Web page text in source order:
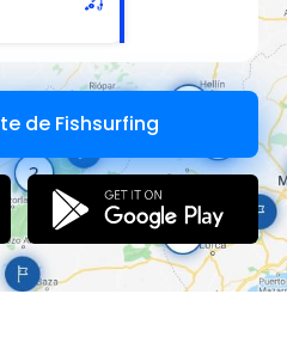
de Fishsurfing